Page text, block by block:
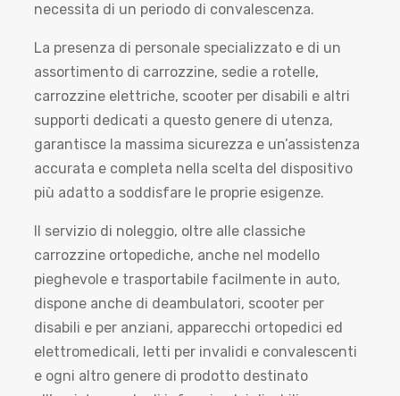
necessita di un periodo di convalescenza.
La presenza di personale specializzato e di un
assortimento di carrozzine, sedie a rotelle,
carrozzine elettriche, scooter per disabili e altri
supporti dedicati a questo genere di utenza,
garantisce la massima sicurezza e un’assistenza
accurata e completa nella scelta del dispositivo
più adatto a soddisfare le proprie esigenze.
Il servizio di noleggio, oltre alle classiche
carrozzine ortopediche, anche nel modello
pieghevole e trasportabile facilmente in auto,
dispone anche di deambulatori, scooter per
disabili e per anziani, apparecchi ortopedici ed
elettromedicali, letti per invalidi e convalescenti
e ogni altro genere di prodotto destinato